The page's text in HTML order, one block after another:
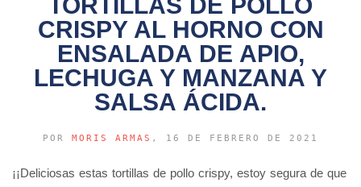
TORTILLAS DE POLLO
CRISPY AL HORNO CON
ENSALADA DE APIO,
LECHUGA Y MANZANA Y
SALSA ÁCIDA.
POR MORIS ARMAS , 16 DE FEBRERO DE 2021
¡¡Deliciosas estas tortillas de pollo crispy, estoy segura de que